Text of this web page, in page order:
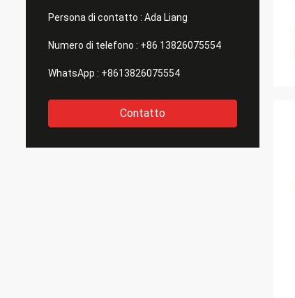
Persona di contatto : Ada Liang
Numero di telefono : +86 13826075554
WhatsApp : +8613826075554
Contatto